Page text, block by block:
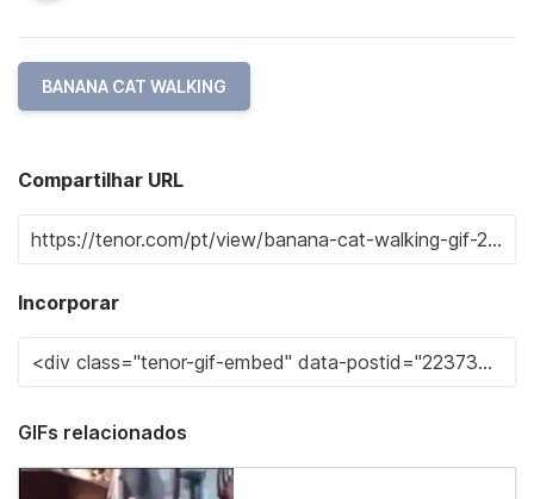
BANANA CAT WALKING
Compartilhar URL
Incorporar
GIFs relacionados